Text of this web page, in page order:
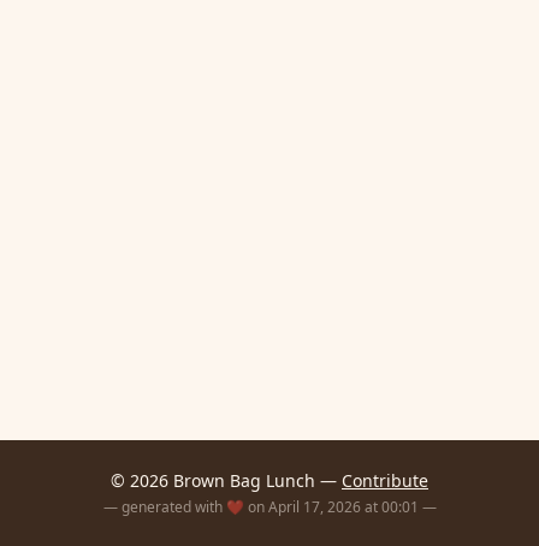
© 2026 Brown Bag Lunch — Contribute
— generated with ❤️ on April 17, 2026 at 00:01 —